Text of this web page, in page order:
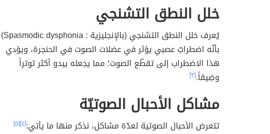
خلل النطق التشنجي
يُعرف خلل النطق التشنجي (بالإنجليزية : Spasmodic dysphonia)
بأنّه اضطرابٌ عصبي يؤثر في عضلات الصوت في الحنجرة، ويؤدي
هذا الاضطراب إلى تقطّع الصوت؛ مما يجعله يبدو أكثر توتراً
وضِيقاً.[٣]
مشاكل الأحبال الصوتيّة
تتعرض الأحبال الصوتية لعدّة مشاكل، نذكر منها ما يأتي:[٤] [٥]